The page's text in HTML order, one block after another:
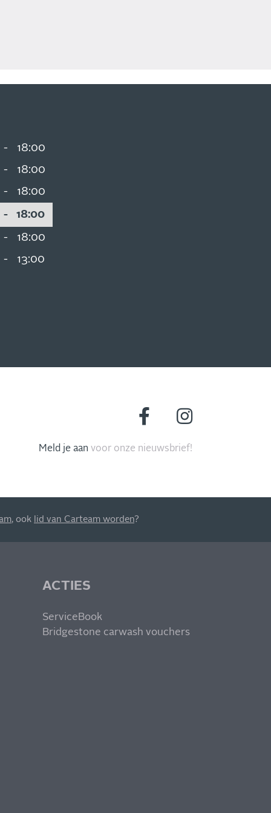
-
18:00
-
18:00
- 18:00
- 18:00
-
18:00
- 13:00
Meld je aan voor onze nieuwsbrief!
MIS NIETS
, ook lid van Carteam worden?
ACTIES
ServiceBook
Bridgestone carwash vouchers